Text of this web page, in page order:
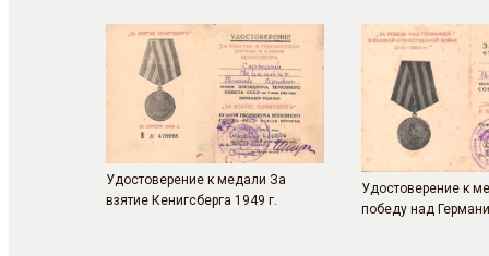
Удостоверение к медали За
взятие Кенигсберга 1949 г.
Удостоверение к
победу над